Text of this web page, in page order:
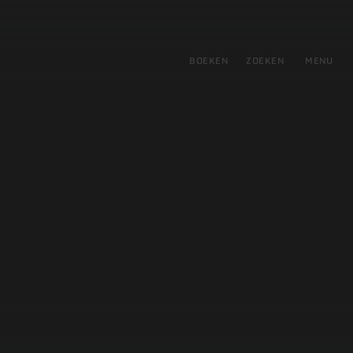
BOEKEN ZOEKEN MENU